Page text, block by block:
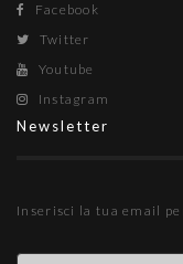
Facebook
Twitter
Youtube
Instagram
Newsletter
Inserisci la tua email